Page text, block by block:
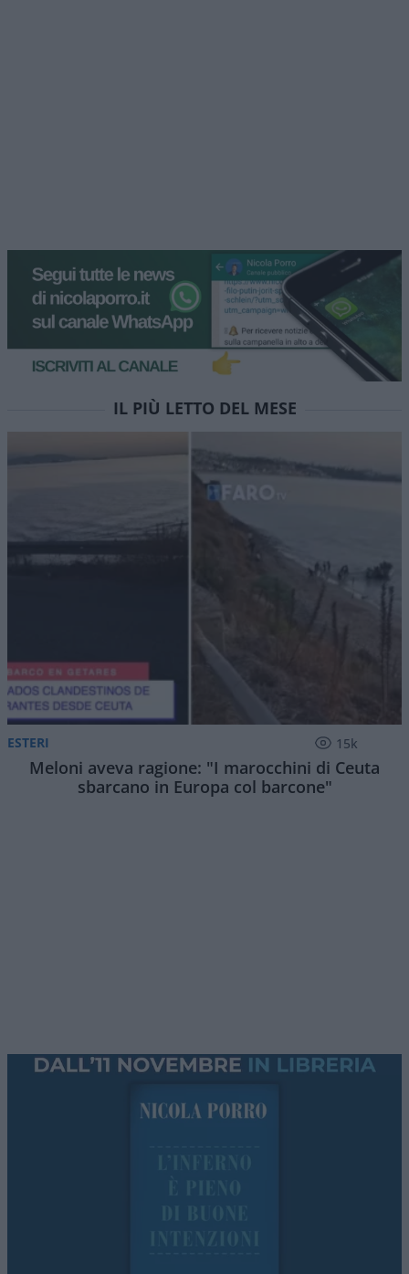
IL PIÙ LETTO DEL MESE
ESTERI 15k
Meloni aveva ragione: "I marocchini di Ceuta
sbarcano in Europa col barcone"